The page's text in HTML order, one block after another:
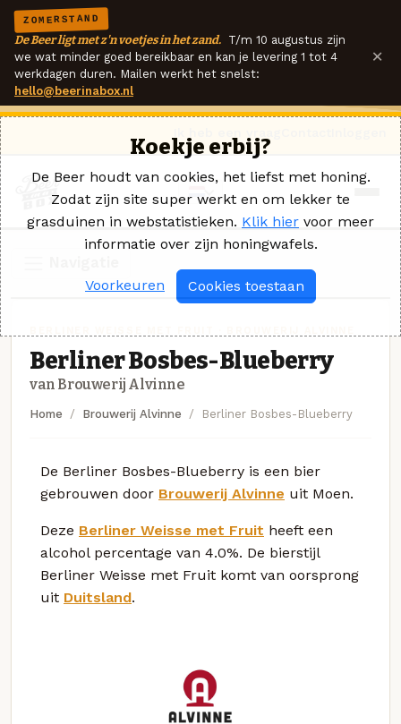
ZOMERSTAND
De Beer ligt met z'n voetjes in het zand. T/m 10 augustus zijn
we wat minder goed bereikbaar en kan je levering 1 tot 4
werkdagen duren. Mailen werkt het snelst:
hello@beerinabox.nl
×
Berliner Bosbes-Blueberry
van Brouwerij Alvinne
Home Brouwerij Alvinne Berliner Bosbes-Blueberry
De Berliner Bosbes-Blueberry is een bier
gebrouwen door Brouwerij Alvinne uit Moen.
Deze Berliner Weisse met Fruit heeft een
alcohol percentage van 4.0%. De bierstijl
Berliner Weisse met Fruit komt van oorsprong
uit Duitsland.
Koekje erbij?
De Beer houdt van cookies, het liefst met honing.
Zodat zijn site super werkt en om lekker te
grasduinen in webstatistieken. Klik hier voor meer
informatie over zijn honingwafels.
Voorkeuren Cookies toestaan